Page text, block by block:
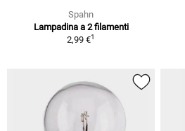
Spahn
Lampadina a 2 filamenti
2,99 €1